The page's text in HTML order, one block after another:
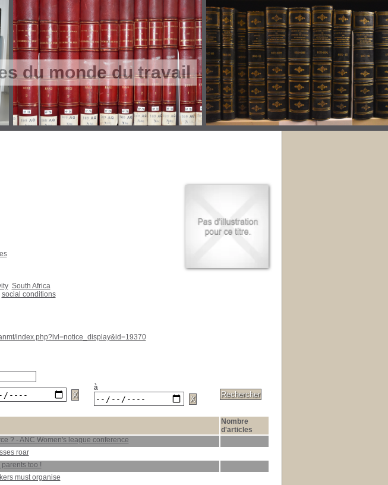
du monde du travail
South Africa
social conditions
index.php?lvl=notice_display&id=19370
à
Nombre
d'articles
? - ANC Women's league conference
roar
too !
must organise